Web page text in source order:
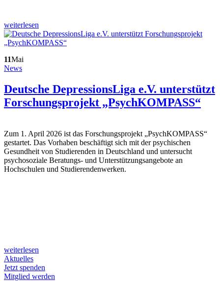
weiterlesen
11Mai
News
Deutsche DepressionsLiga e.V. unterstützt
Forschungsprojekt „PsychKOMPASS“
Zum 1. April 2026 ist das Forschungsprojekt „PsychKOMPASS“
gestartet. Das Vorhaben beschäftigt sich mit der psychischen
Gesundheit von Studierenden in Deutschland und untersucht
psychosoziale Beratungs- und Unterstützungsangebote an
Hochschulen und Studierendenwerken.
weiterlesen
Aktuelles
Jetzt spenden
Mitglied werden